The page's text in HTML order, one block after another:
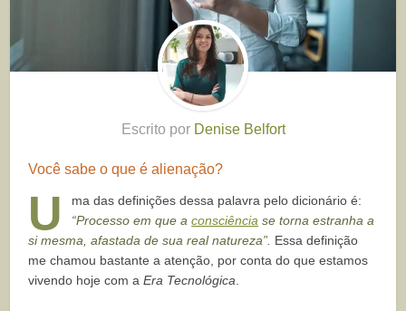
Escrito por Denise Belfort
Você sabe o que é alienação?
U
ma das definições dessa palavra pelo dicionário é:
“Processo em que aconsciência se torna estranha a
si mesma, afastada de sua real natureza”. Essa definição
me chamou bastante a atenção, por conta do que estamos
vivendo hoje com aEra Tecnológica.